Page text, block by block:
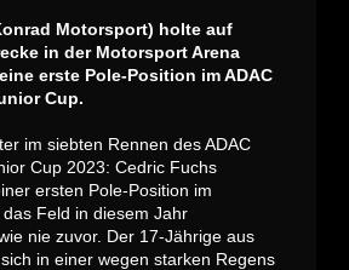
Motorsport) holte auf
in der Motorsport Arena
erste Pole-Position im ADAC
Cup.
im siebten Rennen des ADAC
Cup 2023: Cedric Fuchs
ersten Pole-Position im
Feld in diesem Jahr
nie zuvor. Der 17-Jährige aus
in einer wegen starken Regens